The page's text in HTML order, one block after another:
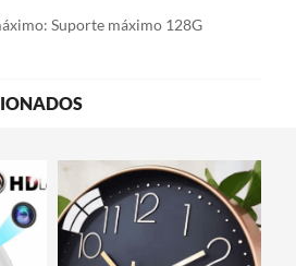
Suporte máximo 128G